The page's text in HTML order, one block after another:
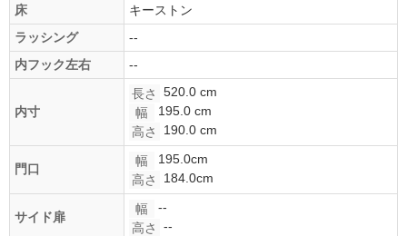
床
キーストン
ラッシング
--
内フック左右
--
内寸
長さ
520.0 cm
幅
195.0 cm
高さ
190.0 cm
門口
幅
195.0cm
高さ
184.0cm
サイド扉
幅
--
高さ
--